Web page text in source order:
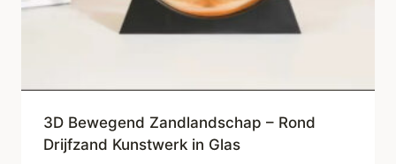
3D Bewegend Zandlandschap – Rond
Drijfzand Kunstwerk in Glas